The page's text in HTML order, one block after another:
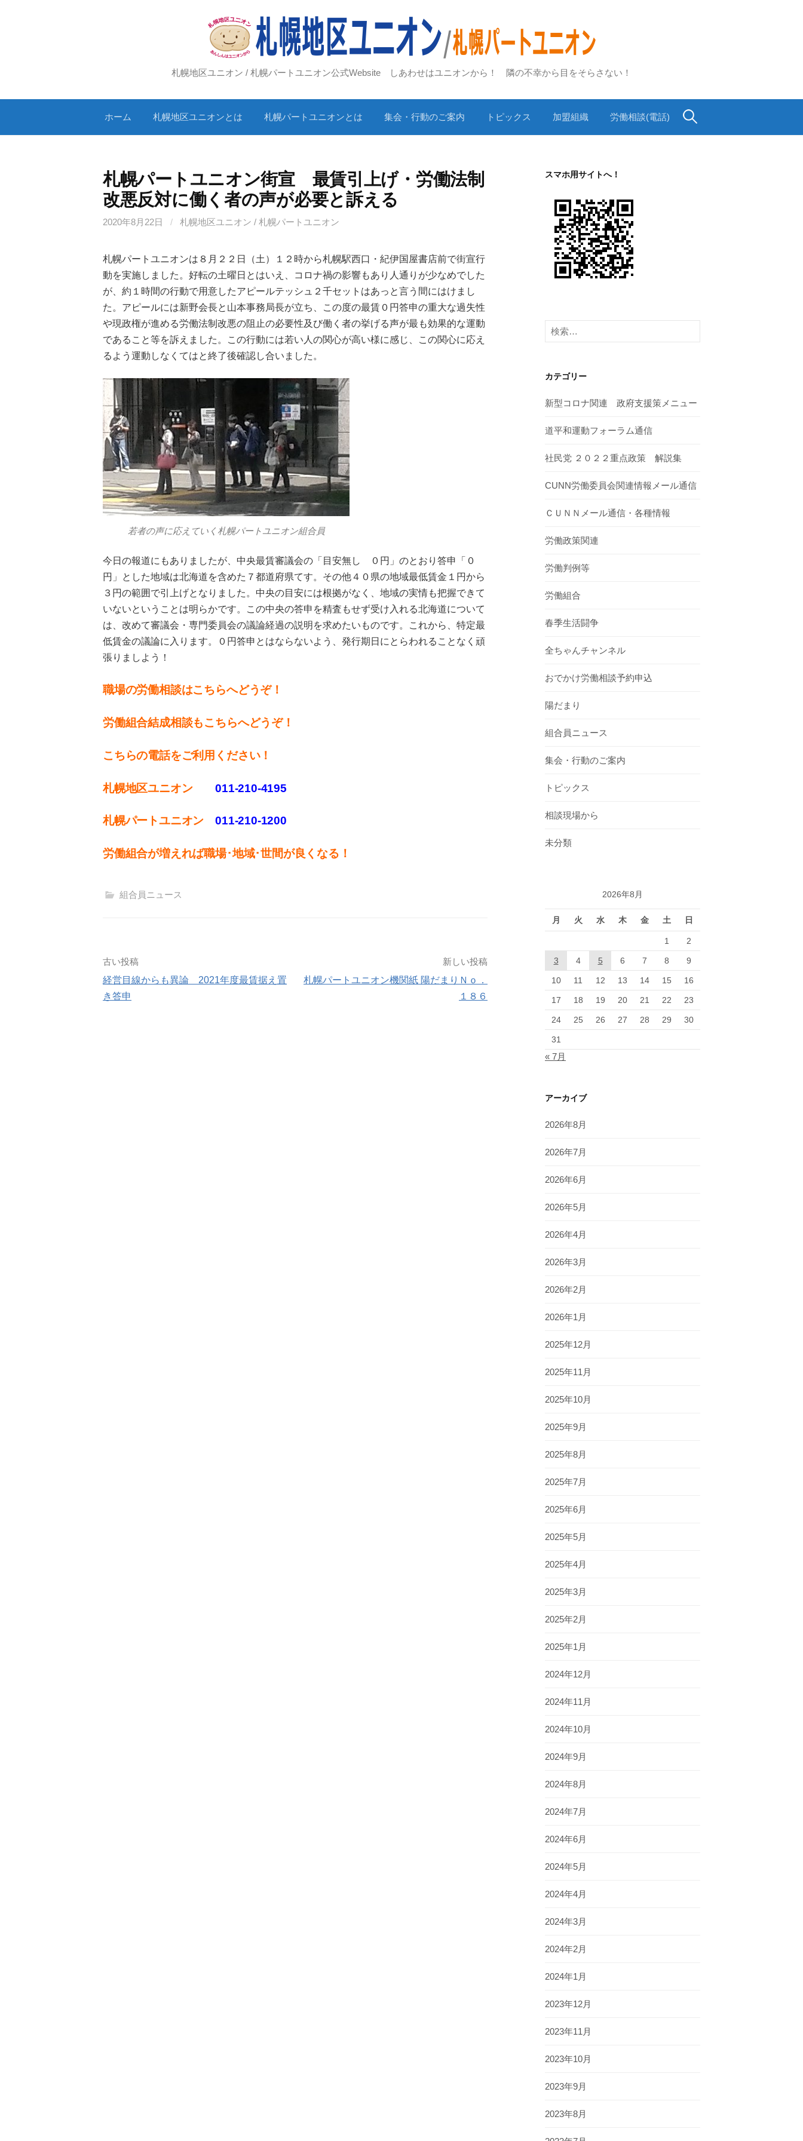
ッ
札幌地区ユニオン / 札幌パートユニオン公式Website しあわせはユニオンから！ 隣の不幸から目をそらさない！
ホーム 札幌地区ユニオンとは 札幌パートユニオンとは 集会・行動のご案内 トピックス 加盟組織 労働相談(電話) 検
札幌パートユニオン街宣 最賃引上げ・労働法制
改悪反対に働く者の声が必要と訴える
2020年8月22日 / 札幌地区ユニオン / 札幌パートユニオン
札幌パートユニオンは８月２２日（土）１２時から札幌駅西口・紀伊国屋書店前で街宣行
動を実施しました。好転の土曜日とはいえ、コロナ禍の影響もあり人通りが少なめでした
が、約１時間の行動で用意したアピールテッシュ２千セットはあっと言う間にはけまし
た。アピールには新野会長と山本事務局長が立ち、この度の最賃０円答申の重大な過失性
や現政権が進める労働法制改悪の阻止の必要性及び働く者の挙げる声が最も効果的な運動
であること等を訴えました。この行動には若い人の関心が高い様に感じ、この関心に応え
るよう運動しなくてはと終了後確認し合いました。
若者の声に応えていく札幌パートユニオン組合員
今日の報道にもありましたが、中央最賃審議会の「目安無し ０円」のとおり答申「０
円」とした地域は北海道を含めた７都道府県てす。その他４０県の地域最低賃金１円から
３円の範囲で引上げとなりました。中央の目安には根拠がなく、地域の実情も把握できて
いないということは明らかです。この中央の答申を精査もせず受け入れる北海道について
は、改めて審議会・専門委員会の議論経過の説明を求めたいものです。これから、特定最
低賃金の議論に入ります。０円答申とはならないよう、発行期日にとらわれることなく頑
張りましよう！
職場の労働相談はこちらへどうぞ！
労働組合結成相談もこちらへどうぞ！
こちらの電話をご利用ください！
札幌地区ユニオン011-210-4195
札幌パートユニオン011‐210-1200
労働組合が増えれば職場･地域･世間が良くなる！
組合員ニュース
投
稿
古い投稿
経営目線からも異論 2021年度最賃据え置
き答申
新しい投稿
札幌パートユニオン機関紙 陽だまりＮｏ．
１８６
スマホ用サイトへ！
検
索:
カテゴリー
新型コロナ関連 政府支援策メニュー
道平和運動フォーラム通信
社民党 ２０２２重点政策 解説集
CUNN労働委員会関連情報メール通信
ＣＵＮＮメール通信・各種情報
労働政策関連
労働判例等
労働組合
春季生活闘争
全ちゃんチャンネル
おでかけ労働相談予約申込
陽だまり
組合員ニュース
集会・行動のご案内
トピックス
相談現場から
未分類
2026年8月
月 火 水 木 金 土 日
1 2
3 4 5 6 7 8 9
10 11 12 13 14 15 16
17 18 19 20 21 22 23
24 25 26 27 28 29 30
31
« 7月
アーカイブ
2026年8月
2026年7月
2026年6月
2026年5月
2026年4月
2026年3月
2026年2月
2026年1月
2025年12月
2025年11月
2025年10月
2025年9月
2025年8月
2025年7月
2025年6月
2025年5月
2025年4月
2025年3月
2025年2月
2025年1月
2024年12月
2024年11月
2024年10月
2024年9月
2024年8月
2024年7月
2024年6月
2024年5月
2024年4月
2024年3月
2024年2月
2024年1月
2023年12月
2023年11月
2023年10月
2023年9月
2023年8月